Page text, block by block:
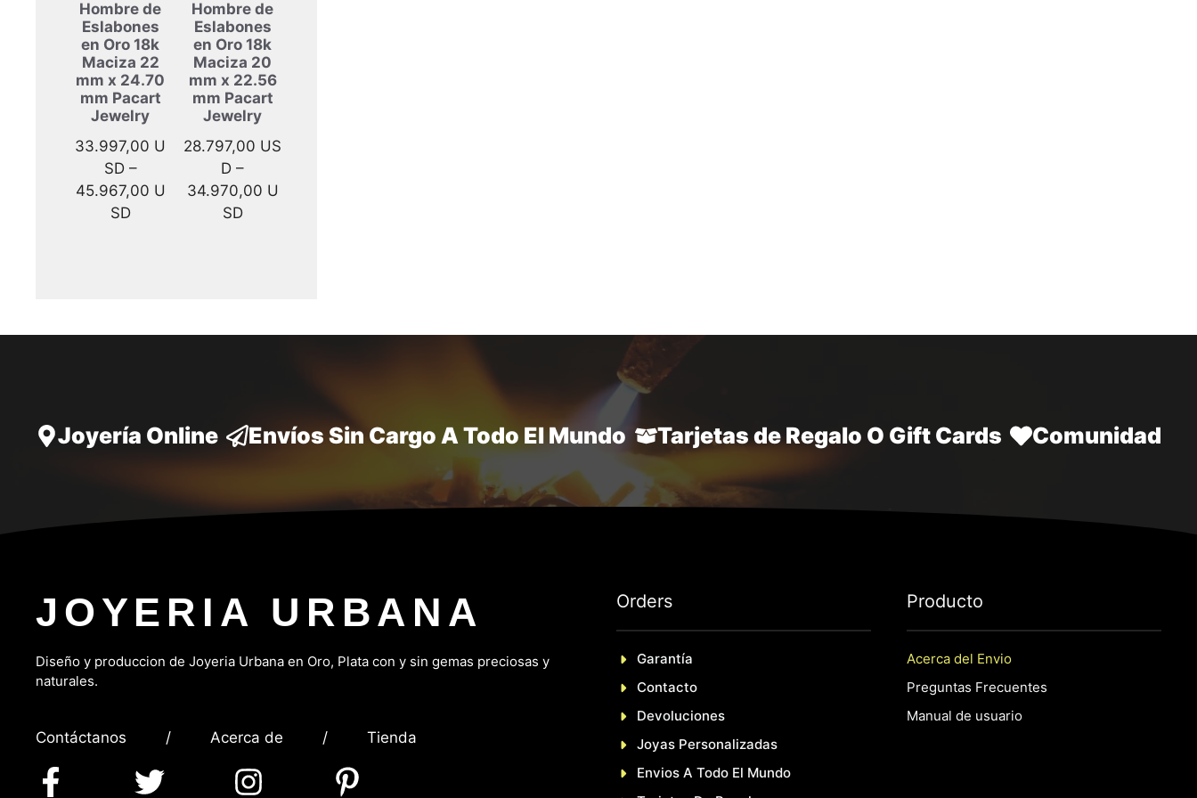
Hombre de
Eslabones
en Oro 18k
Maciza 22
mm x 24.70
mm Pacart
Jewelry
33.997,00 U
SD –
45.967,00 U
SDRango
Hombre de
Eslabones
en Oro 18k
Maciza 20
mm x 22.56
mm Pacart
Jewelry
28.797,00 US
D –
34.970,00 U
SDRango
Joyería Online Envíos Sin Cargo A Todo El Mundo Tarjetas de Regalo O Gift Cards Comunidad
JOYERIA URBANA
Diseño y produccion de Joyeria Urbana en Oro, Plata con y sin gemas preciosas y
naturales.
Contáctanos / Acerca de / Tienda
Orders
Garantía
Contacto
Devoluciones
Joyas Personalizadas
EnVios A Todo El Mundo
Producto
Acerca del Envio
Preguntas Frecuentes
Manual de usuario